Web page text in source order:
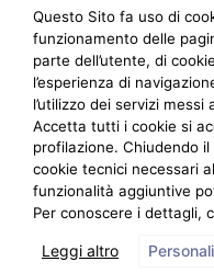
Questo Sito fa uso di
funzionamento delle
parte dell’utente, di
l’esperienza di
l’utilizzo dei servizi
Accetta tutti i cookie si
profilazione. Chiudendo
cookie tecnici necessari
funzionalità aggiuntive
Per conoscere i dettagli,
Leggi altro